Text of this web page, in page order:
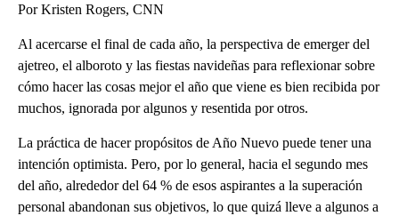
Por Kristen Rogers, CNN
Al acercarse el final de cada año, la perspectiva de emerger del
ajetreo, el alboroto y las fiestas navideñas para reflexionar sobre
cómo hacer las cosas mejor el año que viene es bien recibida por
muchos, ignorada por algunos y resentida por otros.
La práctica de hacer propósitos de Año Nuevo puede tener una
intención optimista. Pero, por lo general, hacia el segundo mes
del año, alrededor del 64 % de esos aspirantes a la superación
personal abandonan sus objetivos, lo que quizá lleve a algunos a